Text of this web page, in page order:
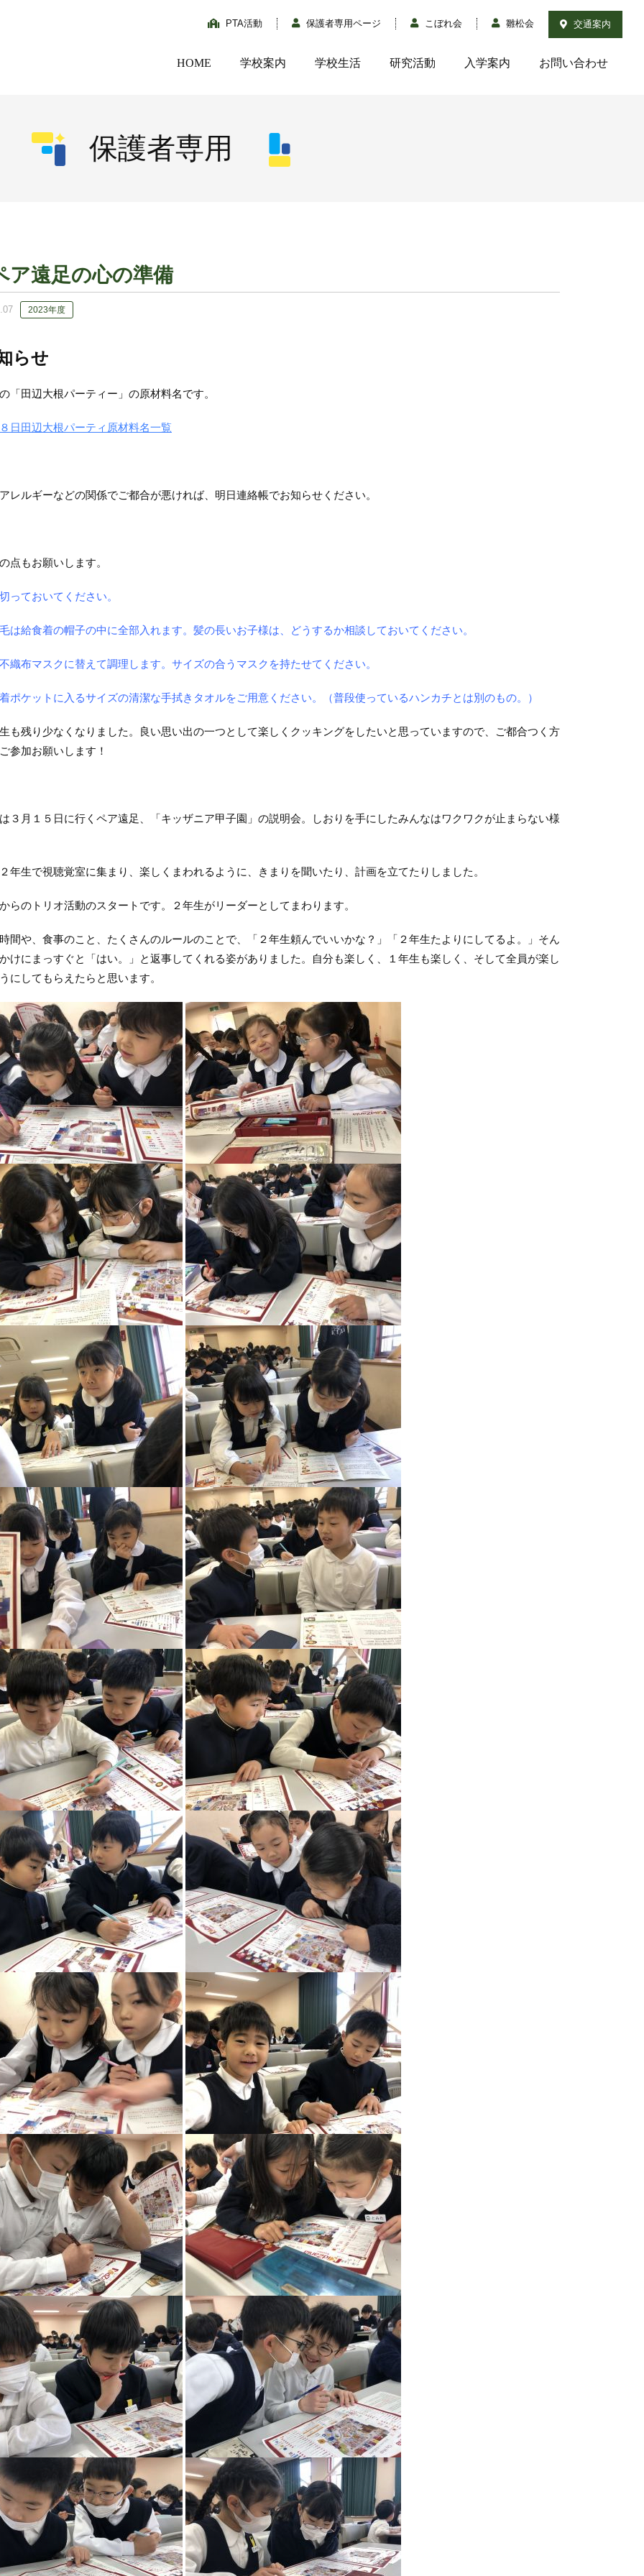
PTA活動 保護者専用ページ こぼれ会 雛松会 交通案内
HOME 学校案内 学校生活 研究活動 入学案内 お問い合わせ
保護者専用
ア遠足の心の準備
2023年度
らせ
田辺大根パーティー」の原材料名です。
日田辺大根パーティ原材料名一覧
ルギーなどの関係でご都合が悪ければ、明日連絡帳でお知らせください。
もお願いします。
っておいてください。
は給食着の帽子の中に全部入れます。髪の長いお子様は、どうするか相談しておいてください。
織布マスクに替えて調理します。サイズの合うマスクを持たせてください。
ポケットに入るサイズの清潔な手拭きタオルをご用意ください。（普段使っているハンカチとは別のもの。）
残り少なくなりました。良い思い出の一つとして楽しくクッキングをしたいと思っていますので、ご都合つく方
参加お願いします！
月１５日に行くペア遠足、「キッザニア甲子園」の説明会。しおりを手にしたみんなはワクワクが止まらない様
生で視聴覚室に集まり、楽しくまわれるように、きまりを聞いたり、計画を立てたりしました。
のトリオ活動のスタートです。２年生がリーダーとしてまわります。
や、食事のこと、たくさんのルールのことで、「２年生頼んでいいかな？」「２年生たよりにしてるよ。」そん
けにまっすぐと「はい。」と返事してくれる姿がありました。自分も楽しく、１年生も楽しく、そして全員が楽し
にしてもらえたらと思います。